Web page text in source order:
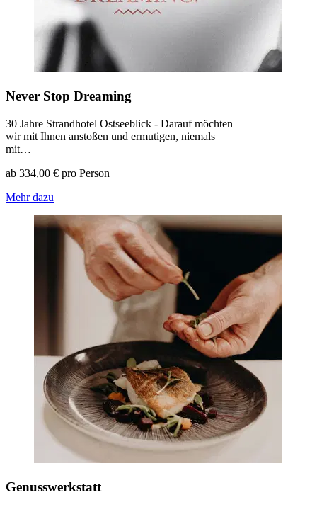
Never Stop Dreaming
30 Jahre Strandhotel Ostseeblick - Darauf möchten
wir mit Ihnen anstoßen und ermutigen, niemals
mit…
ab 334,00 € pro Person
Mehr dazu
Genusswerkstatt